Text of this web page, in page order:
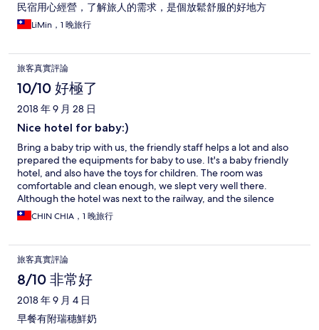
民宿用心經營，了解旅人的需求，是個放鬆舒服的好地方
LiMin，1 晚旅行
旅客真實評論
10/10 好極了
2018 年 9 月 28 日
Nice hotel for baby:)
Bring a baby trip with us, the friendly staff helps a lot and also
prepared the equipments for baby to use. It's a baby friendly
hotel, and also have the toys for children. The room was
comfortable and clean enough, we slept very well there.
Although the hotel was next to the railway, and the silence
surrounding also makes us felt peaceful. Like the hotel so much,
and highly recommend to the traveller whom plan to visit 瑞穗.
CHIN CHIA，1 晚旅行
旅客真實評論
8/10 非常好
2018 年 9 月 4 日
早餐有附瑞穗鮮奶